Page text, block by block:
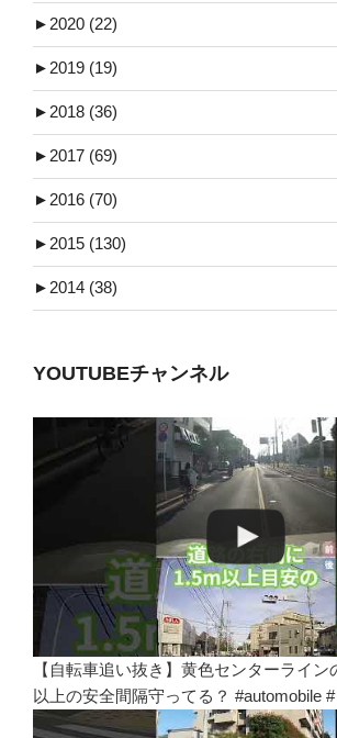
► 2020 (22)
► 2019 (19)
► 2018 (36)
► 2017 (69)
► 2016 (70)
► 2015 (130)
► 2014 (38)
YOUTUBEチャンネル
【自転車追い抜き】黄色センターライン
以上の安全間隔守ってる？ #automobile